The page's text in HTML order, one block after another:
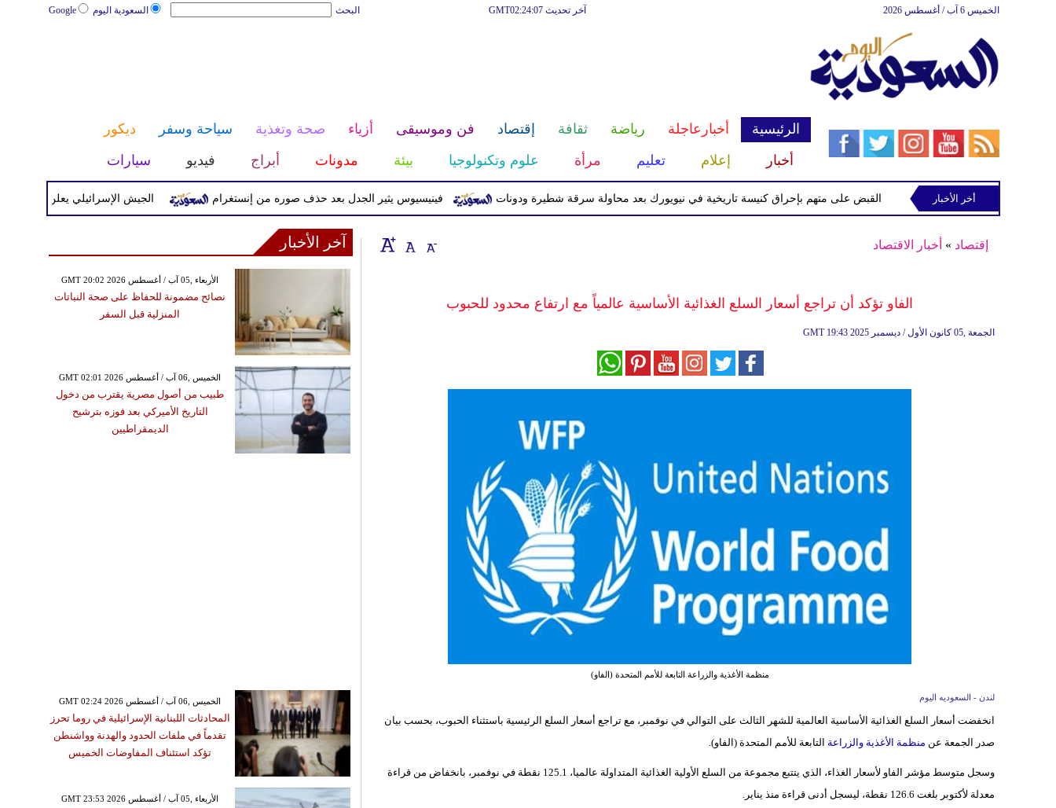
السعودية اليوم Google البحث آخر تحديث GMT02:24:07 الخميس 6 آب / أغسطس 2026
الرئيسية أخبارعاجلة رياضة ثقافة إقتصاد فن وموسيقى أزياء صحة وتغذية سياحة وسفر
ديكور
أخبار
إعلام تعليم مرأة علوم وتكنولوجيا بيئة مدونات أبراج فيديو سيارات
الجيش الإسرائيلي يعلن بدء موجة فينيسيوس يثير الجدل بعد حذف صوره من إنستغرام القبض على متهم بإحراق كنيسة تاريخية في نيويورك بعد محاولة سرقة شطيرة ودونات جنوب لبنانأخر الأخبار
إقتصاد » أخبار الاقتصاد
الفاو تؤكد أن تراجع أسعار السلع الغذائية الأساسية عالمياً مع ارتفاع محدود للحبوب
GMT 19:43 2025 الجمعة ,05 كانون الأول / ديسمبر
منظمة الأغذية والزراعة التابعة للأمم المتحدة (الفاو)
لندن - السعوديه اليوم
انخفضت أسعار السلع الغذائية الأساسية العالمية للشهر الثالث على التوالي في نوفمبر، مع تراجع أسعار السلع الرئيسية باستثناء الحبوب، بحسب بيان
صدر الجمعة عن منظمة الأغذية والزراعة التابعة للأمم المتحدة (الفاو).
وسجل متوسط مؤشر الفاو لأسعار الغذاء، الذي يتتبع مجموعة من السلع الأولية الغذائية المتداولة عالميا، 125.1 نقطة في نوفمبر، بانخفاض من قراءة
معدلة لأكتوبر بلغت 126.6 نقطة، ليسجل أدنى قراءة منذ يناير.
آخر الأخبار
GMT 20:02 2026 الأربعاء ,05 آب / أغسطس
نصائح مضمونة للحفاظ على صحة النباتات
المنزلية قبل السفر
GMT 02:01 2026 الخميس ,06 آب / أغسطس
طبيب من أصول مصرية يقترب من دخول
التاريخ الأميركي بعد فوزه بترشيح
الديمقراطيين
GMT 02:24 2026 الخميس ,06 آب / أغسطس
المحادثات اللبنانية الإسرائيلية في روما تحرز
تقدماً في ملفات الحدود والهدنة وواشنطن
تؤكد استئناف المفاوضات الخميس
GMT 23:53 2026 الأربعاء ,05 آب / أغسطس